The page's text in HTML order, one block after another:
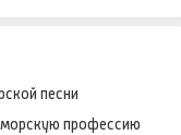
песни
морскую профессию